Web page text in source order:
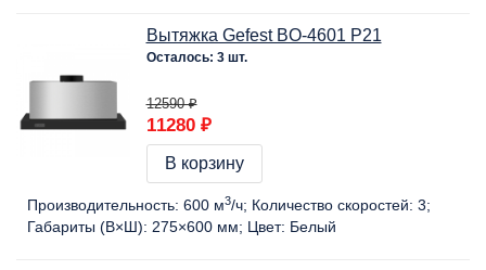
Вытяжка Gefest BO-4601 Р21
Осталось: 3 шт.
12590 ₽
11280 ₽
В корзину
Производительность: 600 м3/ч Количество скоростей: 3
Габариты (В×Ш): 275×600 мм Цвет: Белый